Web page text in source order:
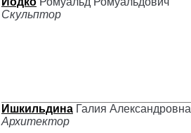
Скульптор
Ишкильдина Галия Александровна
Архитектор